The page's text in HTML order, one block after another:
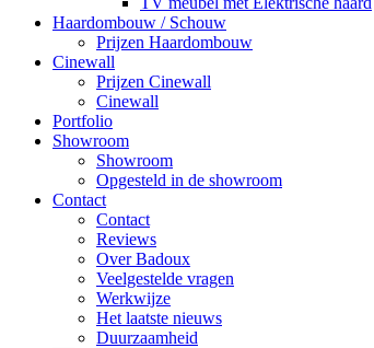
Haardombouw / Schouw
Prijzen Haardombouw
Cinewall
Prijzen Cinewall
Cinewall
Portfolio
Showroom
Showroom
Opgesteld in de showroom
Contact
Contact
Reviews
Over Badoux
Veelgestelde vragen
Werkwijze
Het laatste nieuws
Duurzaamheid